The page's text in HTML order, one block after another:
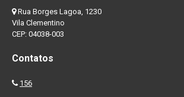
Rua Borges Lagoa, 1230
Vila Clementino
CEP: 04038-003
Contatos
156